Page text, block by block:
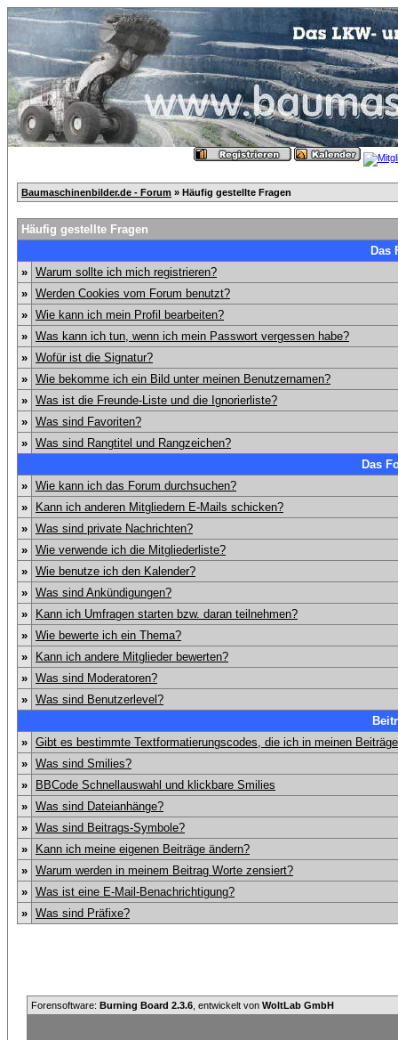
Baumaschinenbilder.de - Forum » Häufig gestellte Fragen
Häufig gestellte Fragen
Das
» Warum sollte ich mich registrieren?
» Werden Cookies vom Forum benutzt?
» Wie kann ich mein Profil bearbeiten?
» Was kann ich tun, wenn ich mein Passwort vergessen habe?
» Wofür ist die Signatur?
» Wie bekomme ich ein Bild unter meinen Benutzernamen?
» Was ist die Freunde-Liste und die Ignorierliste?
» Was sind Favoriten?
» Was sind Rangtitel und Rangzeichen?
Das
» Wie kann ich das Forum durchsuchen?
»
Kann ich anderen Mitgliedern E-Mails schicken?
» Was sind private Nachrichten?
» Wie verwende ich die Mitgliederliste?
» Wie benutze ich den Kalender?
» Was sind Ankündigungen?
»
Kann ich Umfragen starten bzw. daran teilnehmen?
» Wie bewerte ich ein Thema?
»
Kann ich andere Mitglieder bewerten?
» Was sind Moderatoren?
» Was sind Benutzerlevel?
» Gibt es bestimmte Textformatierungscodes, die ich in meinen
» Was sind Smilies?
»
BBCode Schnellauswahl und klickbare Smilies
» Was sind Dateianhänge?
» Was sind Beitrags-Symbole?
»
Kann ich meine eigenen Beiträge ändern?
» Warum werden in meinem Beitrag Worte zensiert?
» Was ist eine E-Mail-Benachrichtigung?
» Was sind Präfixe?
Forensoftware: Burning Board 2.3.6 , entwickelt von WoltLab GmbH